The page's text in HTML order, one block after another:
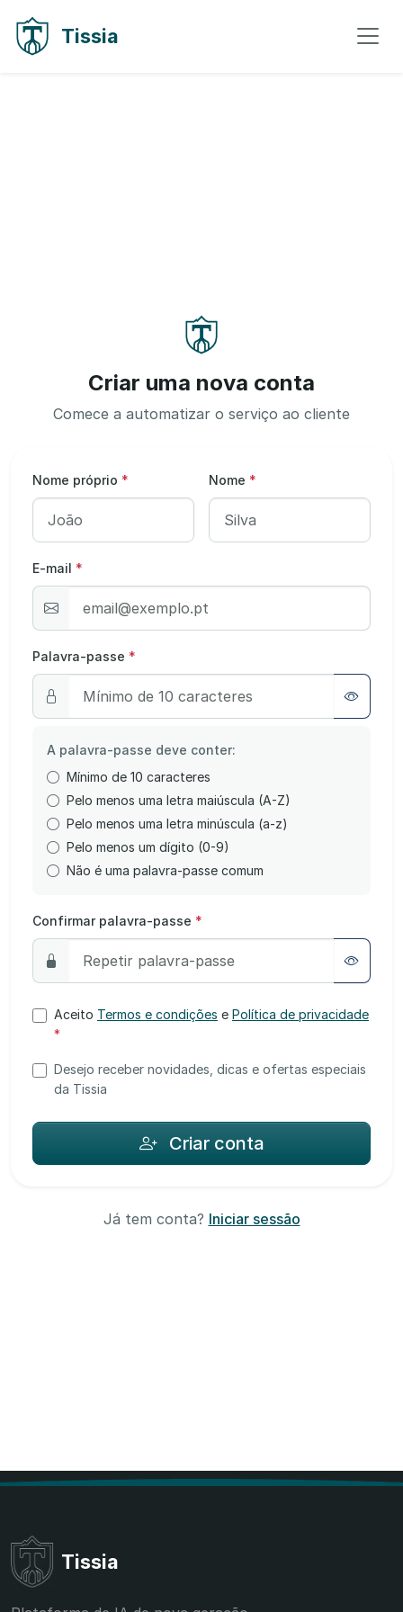
Tissia
Criar uma nova conta
Comece a automatizar o serviço ao cliente
Nome próprio * Nome *
E-mail *
Palavra-passe *
A palavra-passe deve conter:
Mínimo de 10 caracteres
Pelo menos uma letra maiúscula (A-Z)
Pelo menos uma letra minúscula (a-z)
Pelo menos um dígito (0-9)
Não é uma palavra-passe comum
Confirmar palavra-passe *
Aceito Termos e condições e Política de privacidade
*
Desejo receber novidades, dicas e ofertas especiais
da Tissia
Criar conta
Já tem conta? Iniciar sessão
Tissia